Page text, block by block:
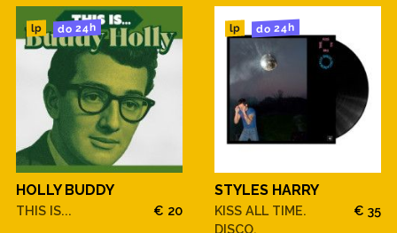
lp do 24h
HOLLY BUDDY
THIS IS... € 20
lp do 24h
STYLES HARRY
KISS ALL TIME.
DISCO,
€ 35